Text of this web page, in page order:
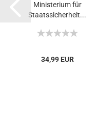
Ministerium für
Staatssicherheit...
34,99 EUR